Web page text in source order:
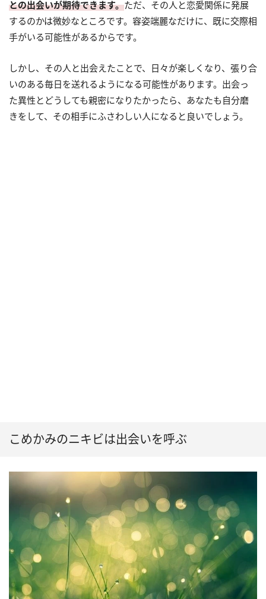
との出会いが期待できます。ただ、その人と恋愛関係に発展
するのかは微妙なところです。容姿端麗なだけに、既に交際相
手がいる可能性があるからです。
しかし、その人と出会えたことで、日々が楽しくなり、張り合
いのある毎日を送れるようになる可能性があります。出会っ
た異性とどうしても親密になりたかったら、あなたも自分磨
きをして、その相手にふさわしい人になると良いでしょう。
こめかみのニキビは出会いを呼ぶ